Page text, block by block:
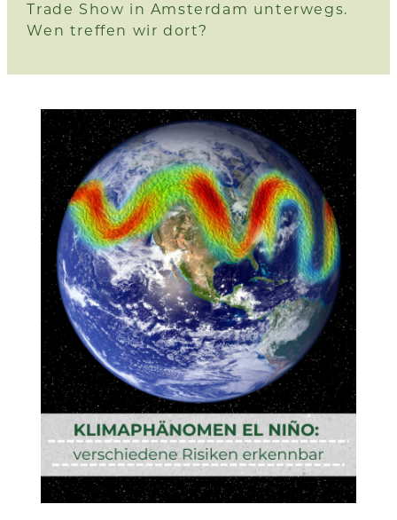
Trade Show in Amsterdam unterwegs.
Wen treffen wir dort?